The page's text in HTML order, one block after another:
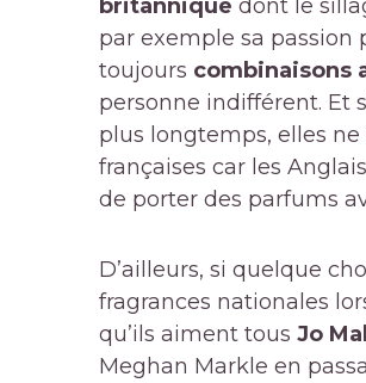
britannique dont le
par exemple sa passion
toujours combinaisons
personne indifférent. Et
plus longtemps, elles
françaises car les
de porter des parfums
D’ailleurs, si quelque
fragrances nationales
qu’ils aiment tous Jo
Meghan Markle en